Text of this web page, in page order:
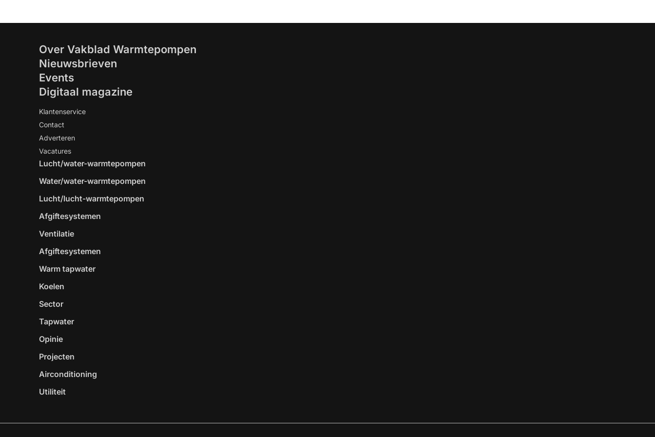
Over Vakblad Warmtepompen
Nieuwsbrieven
Events
Digitaal magazine
Klantenservice
Contact
Adverteren
Vacatures
Lucht/water-warmtepompen
Water/water-warmtepompen
Lucht/lucht-warmtepompen
Afgiftesystemen
Ventilatie
Afgiftesystemen
Warm tapwater
Koelen
Sector
Tapwater
Opinie
Projecten
Airconditioning
Utiliteit